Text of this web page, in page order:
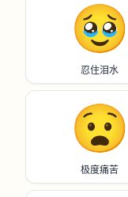
🥹
忍住泪水
😧
极度痛苦